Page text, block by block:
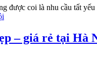
được coi là nhu cầu tất
– giá rẻ tại Hà